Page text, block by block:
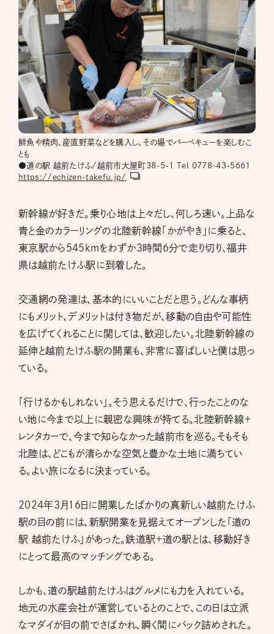
鮮魚や精肉、産直野菜などを購入し、その場でバーベキューを楽しむこ
とも
●道の駅 越前たけふ/越前市大屋町38-5-1 Tel 0778-43-5661
https://echizen-takefu.jp/
新幹線が好きだ。乗り心地は上々だし、何しろ速い。上品な
青と金のカラーリングの北陸新幹線「かがやき」に乗ると、
東京駅から545kmをわずか3時間6分で走り切り、福井
県は越前たけふ駅に到着した。
交通網の発達は、基本的にいいことだと思う。どんな事柄
にもメリット、デメリットは付き物だが、移動の自由や可能性
を広げてくれることに関しては、歓迎したい。北陸新幹線の
延伸と越前たけふ駅の開業も、非常に喜ばしいと僕は思っ
ている。
「行けるかもしれない」。そう思えるだけで、行ったことのな
い地に今まで以上に親密な興味が持てる。北陸新幹線＋
レンタカーで、今まで知らなかった越前市を巡る。そもそも
北陸は、どこもが清らかな空気と豊かな土地に満ちてい
る。よい旅になるに決まっている。
2024年3月16日に開業したばかりの真新しい越前たけふ
駅の目の前には、新駅開業を見据えてオープンした「道の
駅 越前たけふ」があった。鉄道駅＋道の駅とは、移動好き
にとって最高のマッチングである。
しかも、道の駅越前たけふはグルメにも力を入れている。
地元の水産会社が運営しているとのことで、この日は立派
なマダイが目の前でさばかれ、瞬く間にパック詰めされた。